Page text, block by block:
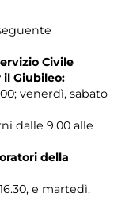
Civile
il Giubileo:
venerdì, sabato
dalle 9.00 alle
della
e martedì,